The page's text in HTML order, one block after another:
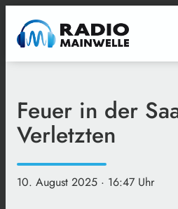
Feuer in der
Verletzten
10. August 2025 · 16:47 Uhr